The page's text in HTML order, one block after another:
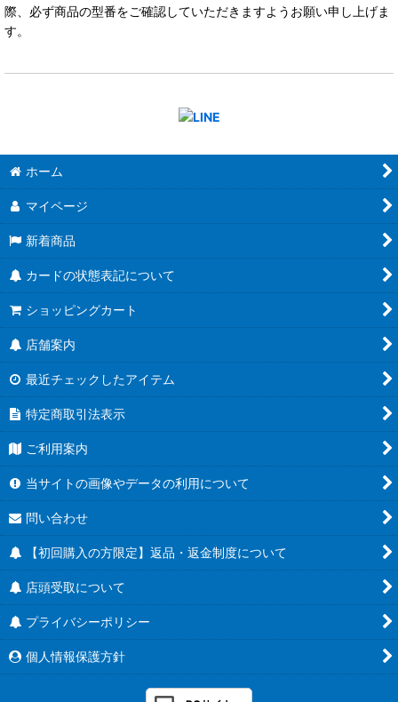
際、必ず商品の型番をご確認していただきますようお願い申し上げま
す。
ホーム
マイページ
新着商品
カードの状態表記について
ショッピングカート
店舗案内
最近チェックしたアイテム
特定商取引法表示
ご利用案内
当サイトの画像やデータの利用について
問い合わせ
【初回購入の方限定】返品・返金制度について
店頭受取について
プライバシーポリシー
個人情報保護方針